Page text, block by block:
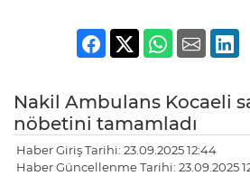
Nakil Ambulans Kocaeli
nöbetini tamamladı
Haber Giriş Tarihi: 23.09.2025 12:44
Haber Güncellenme Tarihi: 23.09.2025